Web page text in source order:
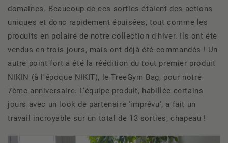
domaines. Beaucoup de ces sorties étaient des actions
uniques et donc rapidement épuisées, tout comme les
produits en polaire de notre collection d'hiver. Ils ont été
vendus en trois jours, mais ont déjà été commandés ! Un
autre point fort a été la réédition du tout premier produit
NIKIN (à l'époque NIKIT), le TreeGym Bag, pour notre
7ème anniversaire. L'équipe produit, habillée certains
jours avec un look de partenaire 'imprévu', a fait un
travail incroyable sur un total de 13 sorties, chapeau !